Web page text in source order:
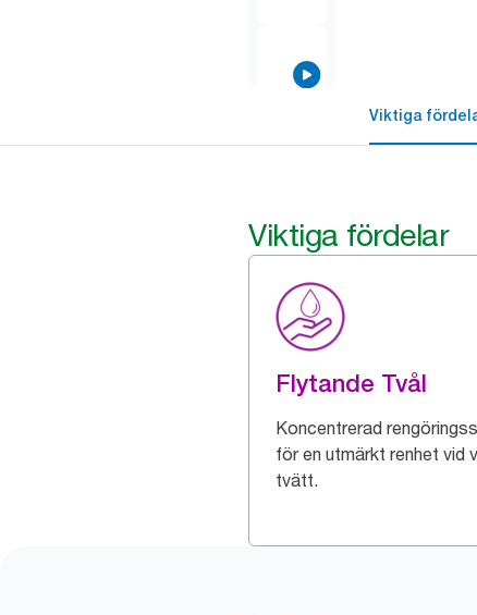
Viktiga
Viktiga fördelar
Flytande Tvål
Koncentrerad
för en utmärkt renhet vid
tvätt.